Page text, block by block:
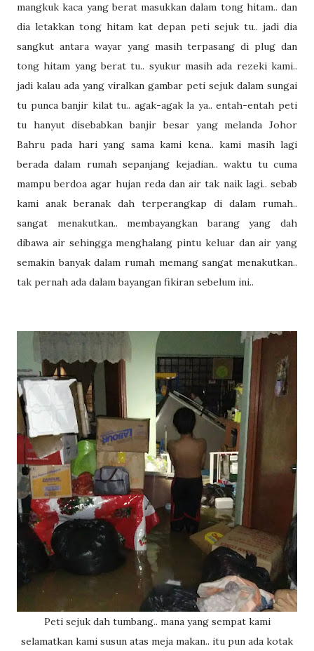
mangkuk kaca yang berat masukkan dalam tong hitam.. dan
dia letakkan tong hitam kat depan peti sejuk tu.. jadi dia
sangkut antara wayar yang masih terpasang di plug dan
tong hitam yang berat tu.. syukur masih ada rezeki kami..
jadi kalau ada yang viralkan gambar peti sejuk dalam sungai
tu punca banjir kilat tu.. agak-agak la ya.. entah-entah peti
tu hanyut disebabkan banjir besar yang melanda Johor
Bahru pada hari yang sama kami kena.. kami masih lagi
berada dalam rumah sepanjang kejadian.. waktu tu cuma
mampu berdoa agar hujan reda dan air tak naik lagi.. sebab
kami anak beranak dah terperangkap di dalam rumah..
sangat menakutkan.. membayangkan barang yang dah
dibawa air sehingga menghalang pintu keluar dan air yang
semakin banyak dalam rumah memang sangat menakutkan..
tak pernah ada dalam bayangan fikiran sebelum ini..
Peti sejuk dah tumbang.. mana yang sempat kami
selamatkan kami susun atas meja makan.. itu pun ada kotak